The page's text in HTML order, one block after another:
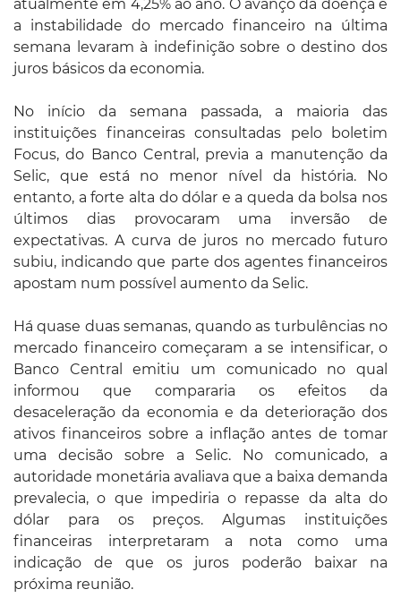
atualmente em 4,25% ao ano. O avanço da doença e
a instabilidade do mercado financeiro na última
semana levaram à indefinição sobre o destino dos
juros básicos da economia.
No início da semana passada, a maioria das
instituições financeiras consultadas pelo boletim
Focus, do Banco Central, previa a manutenção da
Selic, que está no menor nível da história. No
entanto, a forte alta do dólar e a queda da bolsa nos
últimos dias provocaram uma inversão de
expectativas. A curva de juros no mercado futuro
subiu, indicando que parte dos agentes financeiros
apostam num possível aumento da Selic.
Há quase duas semanas, quando as turbulências no
mercado financeiro começaram a se intensificar, o
Banco Central emitiu um comunicado no qual
informou que compararia os efeitos da
desaceleração da economia e da deterioração dos
ativos financeiros sobre a inflação antes de tomar
uma decisão sobre a Selic. No comunicado, a
autoridade monetária avaliava que a baixa demanda
prevalecia, o que impediria o repasse da alta do
dólar para os preços. Algumas instituições
financeiras interpretaram a nota como uma
indicação de que os juros poderão baixar na
próxima reunião.